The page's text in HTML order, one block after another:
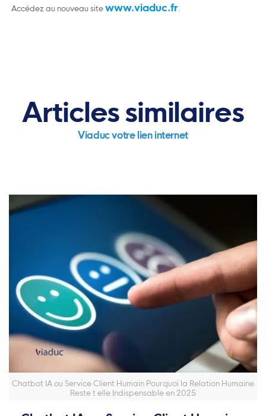
Accédez au nouveau sitewww.viaduc.fr
Articles similaires
Viaduc votre lien internet
Chatbot IA ou Service Client Humain Pourquoi la Relation Humaine
Reste t elle Indispensable en 2025